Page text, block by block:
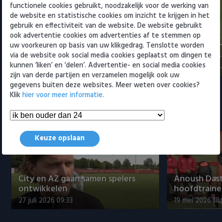
Heracles Almelo
NAC Breda
PEC Zwolle
PSV
SC Heerenveen
Sparta
Vitesse
VVV Venlo
Conference League
Samenvatting Willem II - Almere
City FC 2-0
17 mei 2026 00:00
Den Bosch
4 mei 2026
Interviews
City en AZ gaan samen spelers
ontwikkelen
27 juli 2026 09:33
Anoush
19 mei 2026
functionele cookies gebruikt, noodzakelijk voor de werking van
de website en statistische cookies om inzicht te krijgen in het
gebruik en effectiviteit van de website. De website gebruikt
ook advertentie cookies om advertenties af te stemmen op
uw voorkeuren op basis van uw klikgedrag. Tenslotte worden
via de website ook social media cookies geplaatst om dingen te
kunnen ‘liken’ en ‘delen’. Advertentie- en social media cookies
zijn van derde partijen en verzamelen mogelijk ook uw
gegevens buiten deze websites. Meer weten over cookies?
Klikhier voor meer informatie.
Keuze opslaan